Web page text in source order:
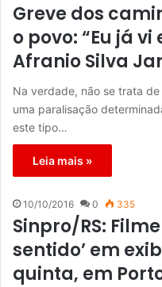
Greve dos
o povo: “Eu já
Afranio Silva
Na verdade, não se trata
uma paralisação
este tipo…
Leia mais »
10/10/2016 0 335
Sinpro/RS:
sentido’ em
quinta, em